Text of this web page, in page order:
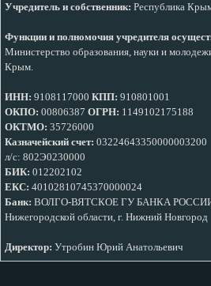
Учредитель и собственник: Республика
Функции и полномочия учредителя
Министерство образования, науки и
Крым.
ИНН: 9108117000 КПП: 910801001
ОКПО: 00806387 ОГРН: 1149102175188
ОКТМО: 35726000
Казначейский счет: 03224643350000003200
л/с: 802Э0230000
БИК: 012202102
ЕКС: 40102810745370000024
Банк: ВОЛГО-ВЯТСКОЕ ГУ БАНКА
Нижегородской области, г. Нижний Новгород
Директор: Утробин Юрий Анатольевич